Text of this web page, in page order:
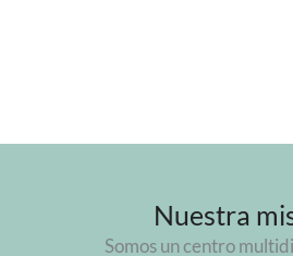
Nuestra
Somos un centro